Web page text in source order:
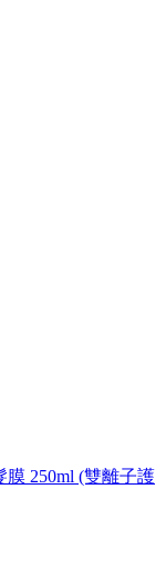
250ml (雙離子護